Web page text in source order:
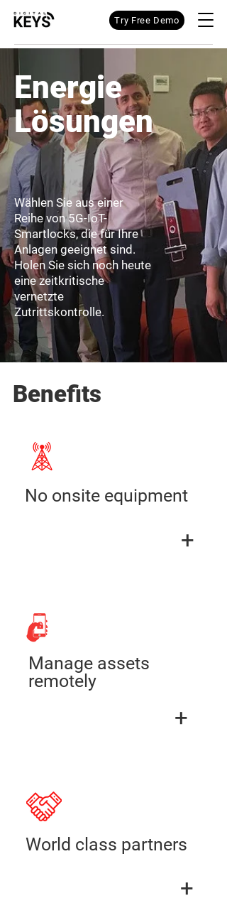
Try Free Demo
Energie
Lösungen
Wählen Sie aus einer
Reihe von 5G-IoT-
Smartlocks, die für Ihre
Anlagen geeignet sind.
Holen Sie sich noch heute
eine zeitkritische
vernetzte
Zutrittskontrolle.
Benefits
No onsite equipment
+
Manage assets
remotely
+
World class partners
+